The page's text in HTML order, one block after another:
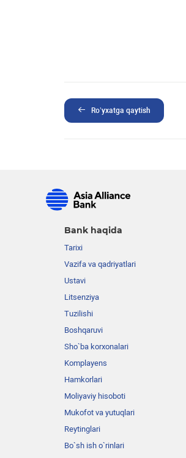
Ro’yxatga qaytish
Bank haqida
Tarixi
Vazifa va qadriyatlari
Ustavi
Litsenziya
Tuzilishi
Boshqaruvi
Sho`ba korxonalari
Komplayens
Hamkorlari
Moliyaviy hisoboti
Mukofot va yutuqlari
Reytinglari
Bo`sh ish o`rinlari